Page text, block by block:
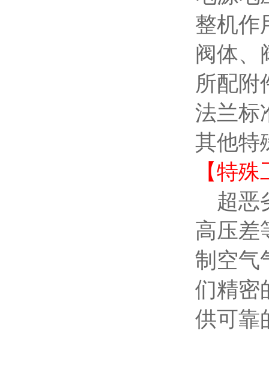
整机作
阀体、
所配附
法兰标
其他特
【特殊
超恶
高压差
制空气
们精密
供可靠